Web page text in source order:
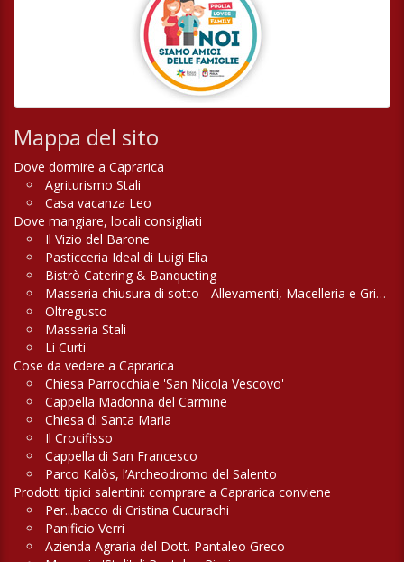
Mappa del sito
Dove dormire a Caprarica
Agriturismo Stali
Casa vacanza Leo
Dove mangiare, locali consigliati
Il Vizio del Barone
Pasticceria Ideal di Luigi Elia
Bistrò Catering & Banqueting
Masseria chiusura di sotto - Allevamenti, Macelleria e Griglieria
Oltregusto
Masseria Stali
Li Curti
Cose da vedere a Caprarica
Chiesa Parrocchiale 'San Nicola Vescovo'
Cappella Madonna del Carmine
Chiesa di Santa Maria
Il Crocifisso
Cappella di San Francesco
Parco Kalòs, l’Archeodromo del Salento
Prodotti tipici salentini: comprare a Caprarica conviene
Per...bacco di Cristina Cucurachi
Panificio Verri
Azienda Agraria del Dott. Pantaleo Greco